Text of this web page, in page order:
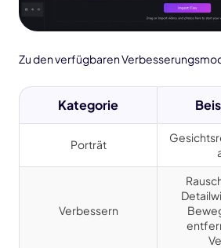
Zu den verfügbaren
Kategorie
Porträt
Verbessern